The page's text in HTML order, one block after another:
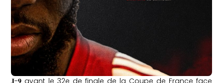
𝐉-𝟗 avant le 32e de finale de la Coupe de France face